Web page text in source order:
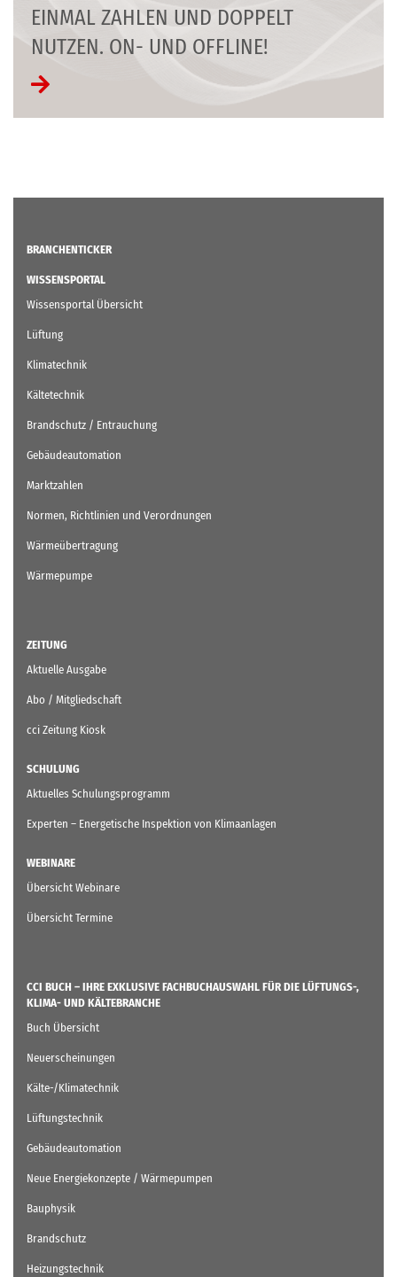
EINMAL ZAHLEN UND DOPPELT
NUTZEN. ON- UND OFFLINE!
BRANCHENTICKER
WISSENSPORTAL
Wissensportal Übersicht
Lüftung
Klimatechnik
Kältetechnik
Brandschutz / Entrauchung
Gebäudeautomation
Marktzahlen
Normen, Richtlinien und Verordnungen
Wärmeübertragung
Wärmepumpe
ZEITUNG
Aktuelle Ausgabe
Abo / Mitgliedschaft
cci Zeitung Kiosk
SCHULUNG
Aktuelles Schulungsprogramm
Experten – Energetische Inspektion von Klimaanlagen
WEBINARE
Übersicht Webinare
Übersicht Termine
CCI BUCH – IHRE EXKLUSIVE FACHBUCHAUSWAHL FÜR DIE LÜFTUNGS-,
KLIMA- UND KÄLTEBRANCHE
Buch Übersicht
Neuerscheinungen
Kälte-/Klimatechnik
Lüftungstechnik
Gebäudeautomation
Neue Energiekonzepte / Wärmepumpen
Bauphysik
Brandschutz
Heizungstechnik